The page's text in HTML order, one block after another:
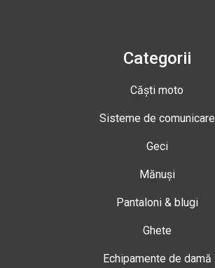
Categorii
Căști moto
Sisteme de comunicare
Geci
Mănuși
Pantaloni & blugi
Ghete
Echipamente de damă